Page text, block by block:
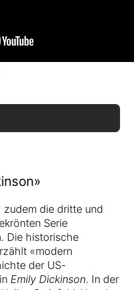
zudem die dritte und
Serie
Die historische
«modern
der US-
Emily Dickinson. In der